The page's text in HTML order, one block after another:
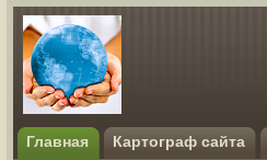
Главная Картограф сайта